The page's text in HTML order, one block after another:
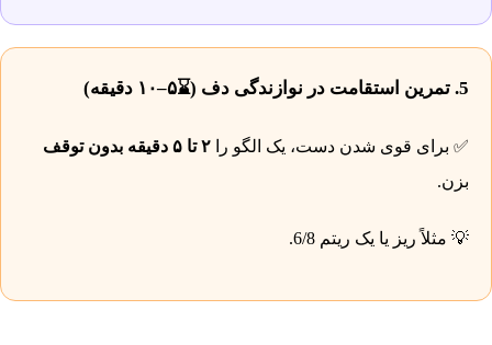
5. تمرین استقامت در نوازندگی دف (⌛۵–۱۰ دقیقه)
✅ برای قوی شدن دست، یک الگو را ۲ تا ۵ دقیقه بدون توقف
بزن.
💡 مثلاً ریز یا یک ریتم 6/8.